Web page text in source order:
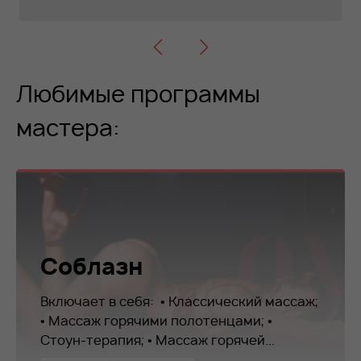
Любимые программы
мастера:
Соблазн
Включает в себя: • Классический массаж;
• Массаж горячими полотенцами; •
Стоун-терапия; • Массаж горячей...